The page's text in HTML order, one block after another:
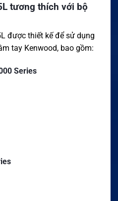
tương thích với bộ
được thiết kế để sử dụng
tay Kenwood, bao gồm:
Series